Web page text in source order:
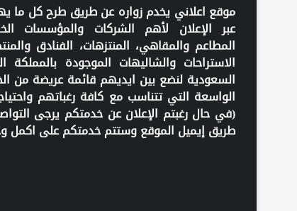
موقع اعلاني يخدم زواره عن طريق طرح كل ما
عبر الإعلان لأهم الشركات والمؤسسات
المطاعم والمقاهي، المنتزهات، الفنادق
الاستراحات والشاليهات الموجودة بالمملكة
السعودية لنضع بين ايديهم قائمة عريضة من
الواسعة التي تتناسب مع كافة رغباتهم
(في حال رغبتم الإعلان عن خدمتكم يرجى
طريق إيميل الموقع وستتم خدمتكم على اكمل